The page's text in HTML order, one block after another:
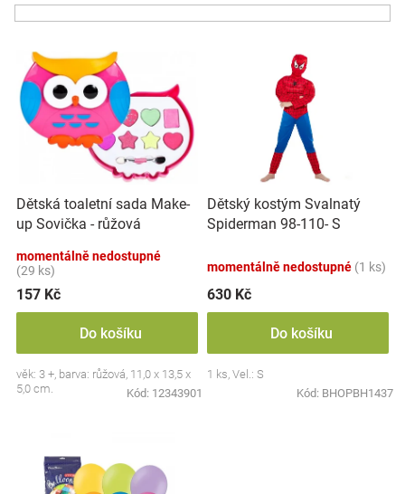
Těhotenské
oblečení
Značky
Blog
Hračkářství
Přihlášení
o
d
ů
p
o
d
u
k
ů
Dětská toaletní sada Make-
up Sovička - růžová
momentálně nedostupné
(29 ks)
157 Kč
Do košíku
věk: 3 +, barva: růžová, 11,0 x 13,5 x
5,0 cm.
Kód: 12343901
Dětský kostým Svalnatý
Spiderman 98-110- S
momentálně nedostupné (1 ks)
630 Kč
Do košíku
1 ks, Vel.: S
Kód: BHOPBH1437